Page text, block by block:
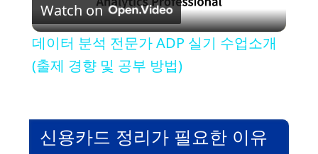
l
a
Watch on
데이터 분석 전문가 ADP 실기 수업소개
(출제 경향 및 공부 방법)
신용카드 정리가 필요한 이유